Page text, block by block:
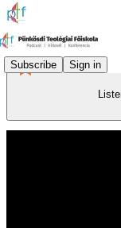
Subscribe Sign in